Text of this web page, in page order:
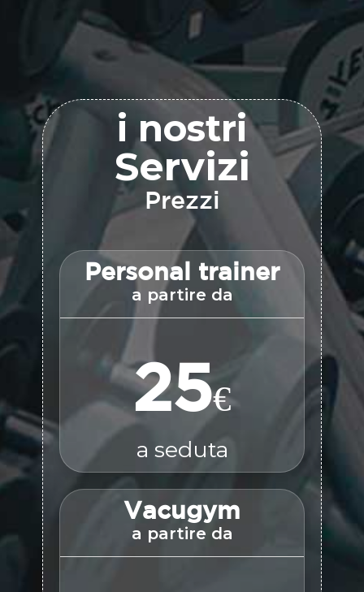
i nostri
Servizi
Prezzi
Personal trainer
a partire da
25€
a seduta
Vacugym
a partire da